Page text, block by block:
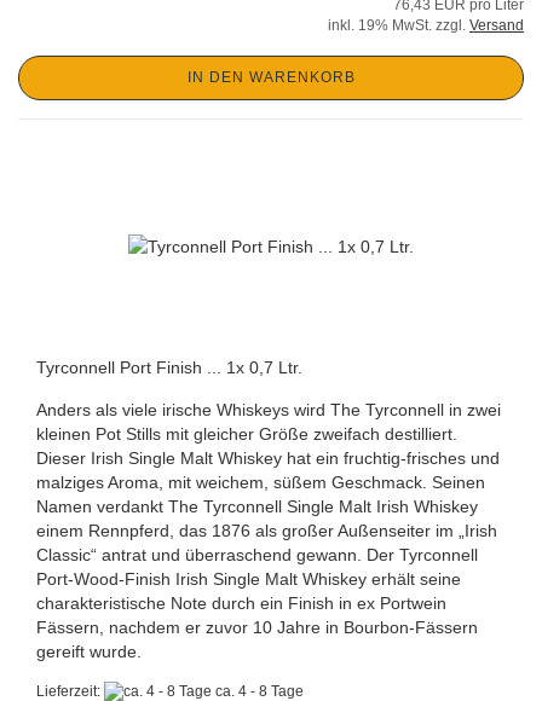
76,43 EUR pro Liter
inkl. 19% MwSt. zzgl. Versand
IN DEN WARENKORB
Tyrconnell Port Finish ... 1x 0,7 Ltr.
Anders als viele irische Whiskeys wird The Tyrconnell in zwei
kleinen Pot Stills mit gleicher Größe zweifach destilliert.
Dieser Irish Single Malt Whiskey hat ein fruchtig-frisches und
malziges Aroma, mit weichem, süßem Geschmack. Seinen
Namen verdankt The Tyrconnell Single Malt Irish Whiskey
einem Rennpferd, das 1876 als großer Außenseiter im „Irish
Classic“ antrat und überraschend gewann. Der Tyrconnell
Port-Wood-Finish Irish Single Malt Whiskey erhält seine
charakteristische Note durch ein Finish in ex Portwein
Fässern, nachdem er zuvor 10 Jahre in Bourbon-Fässern
gereift wurde.
Lieferzeit: ca. 4 - 8 Tage